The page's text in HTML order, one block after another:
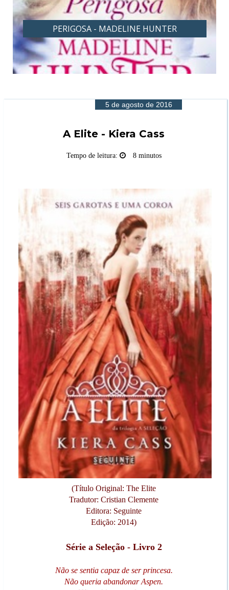
PERIGOSA - MADELINE HUNTER
5 de agosto de 2016
A Elite - Kiera Cass
Tempo de leitura: 8 minutos
(Título Original: The Elite
Tradutor: Cristian Clemente
Editora: Seguinte
Edição: 2014)
Série a Seleção - Livro 2
Não se sentia capaz de ser princesa.
Não queria abandonar Aspen.